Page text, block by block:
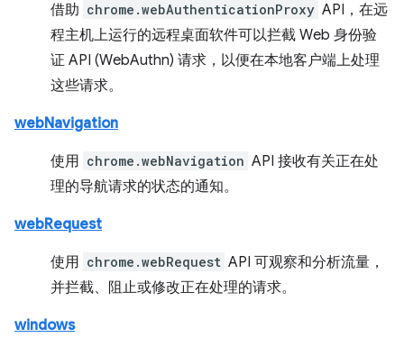
借助 chrome.webAuthenticationProxy API，在远
程主机上运行的远程桌面软件可以拦截 Web 身份验
证 API (WebAuthn) 请求，以便在本地客户端上处理
这些请求。
webNavigation
使用 chrome.webNavigation API 接收有关正在处
理的导航请求的状态的通知。
webRequest
使用 chrome.webRequest API 可观察和分析流量，
并拦截、阻止或修改正在处理的请求。
windows